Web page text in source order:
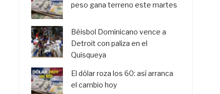
peso gana terreno este martes
Béisbol Dominicano vence a
Detroit con paliza en el
Quisqueya
El dólar roza los 60: así arranca
el cambio hoy